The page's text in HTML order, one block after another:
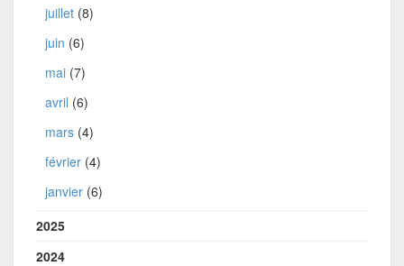
juillet (8)
juin (6)
mai (7)
avril (6)
mars (4)
février (4)
janvier (6)
2025
2024